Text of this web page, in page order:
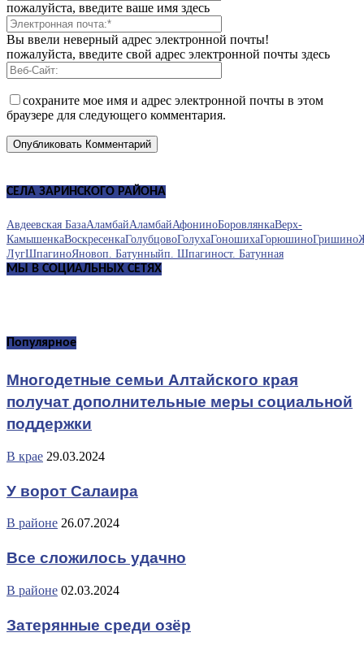
пожалуйста, введите ваше имя здесь
Вы ввели неверный адрес электронной почты!
пожалуйста, введите свой адрес электронной почты здесь
сохраните мое имя и адрес электронной почты в этом
браузере для следующего комментария.
СЕЛА ЗАРИНСКОГО РАЙОНА
Авдеевская БазаАламбайАламбайАфониноБоровлянкаВерх-
КамышенкаВоскресенкаГолубцовоГолухаГоношихаГорюшиноГришино
ЛугШпагиноЯновоп. Батунныйп. Шпагиност. Батунная
МЫ В СОЦИАЛЬНЫХ СЕТЯХ
Популярное
Многодетные семьи Алтайского края
получат дополнительные меры социальной
поддержки
В крае 29.03.2024
У ворот Салаира
В районе 26.07.2024
Все сложилось удачно
В районе 02.03.2024
Затерянные среди озёр